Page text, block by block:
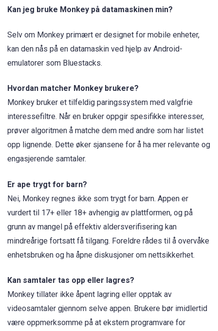
Kan jeg bruke Monkey på datamaskinen min?
Selv om Monkey primært er designet for mobile enheter,
kan den nås på en datamaskin ved hjelp av Android-
emulatorer som Bluestacks.
Hvordan matcher Monkey brukere?
Monkey bruker et tilfeldig paringssystem med valgfrie
interessefiltre. Når en bruker oppgir spesifikke interesser,
prøver algoritmen å matche dem med andre som har listet
opp lignende. Dette øker sjansene for å ha mer relevante og
engasjerende samtaler.
Er ape trygt for barn?
Nei, Monkey regnes ikke som trygt for barn. Appen er
vurdert til 17+ eller 18+ avhengig av plattformen, og på
grunn av mangel på effektiv aldersverifisering kan
mindreårige fortsatt få tilgang. Foreldre rådes til å overvåke
enhetsbruken og ha åpne diskusjoner om nettsikkerhet.
Kan samtaler tas opp eller lagres?
Monkey tillater ikke åpent lagring eller opptak av
videosamtaler gjennom selve appen. Brukere bør imidlertid
være oppmerksomme på at ekstern programvare for